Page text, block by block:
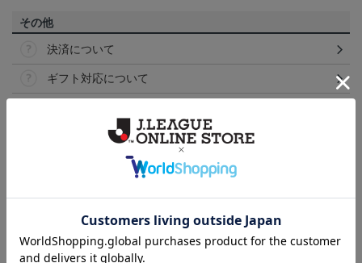
その他
決済について
ギフト対応について
ランキング